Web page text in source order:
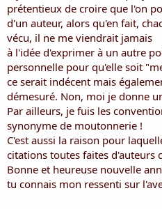
prétentieux de croire que l'on
d'un auteur, alors qu'en fait,
vécu, il ne me viendrait jamais
à l'idée d'exprimer à un autre
personnelle pour qu'elle soit
ce serait indécent mais
démesuré. Non, moi je donne
Par ailleurs, je fuis les
synonyme de moutonnerie !
C'est aussi la raison pour
citations toutes faites d'auteurs
Bonne et heureuse nouvelle
tu connais mon ressenti sur